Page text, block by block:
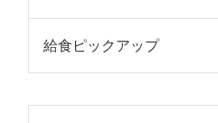
給食ピックアップ